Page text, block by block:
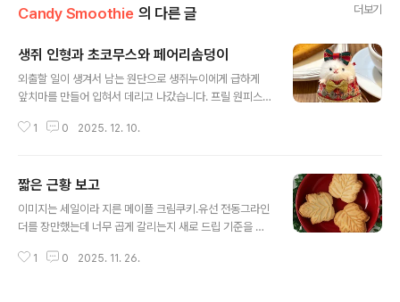
Candy Smoothie 의 다른 글 더보기
생쥐 인형과 초코무스와 페어리솜덩이
외출할 일이 생겨서 남는 원단으로 생쥐누이에게 급하게
앞치마를 만들어 입혀서 데리고 나갔습니다. 프릴 원피스
한바귀 돌리는 스타일로 만들어야겠어요. 레브쿠헨 직구하
데다가 생각보다 초콜릿'향' 무스가 아니라서 꽤 먹을만 했
습니다. 만들고 하루이틀 숙성해 먹으면 더 맛있는 느낌적
인 느낌입니다. 11월에 도착했으나 사진 찍는 것조차 12월
내년은 되어야 할 것 같습니다. 꼬까옷 만들어 입혀야 하는
1 0 2025. 12. 10.
짧은 근황 보고
이미지는 세일이라 지른 메이플 크림쿠키.유선 전동그라인
더를 장만했는데 너무 곱게 갈리는지 새로 드립 기준을 잡
나. 잡맛과 쓴맛은 다른데.. 1. 연말연시의 배송지연 전에 B
1 0 2025. 11. 26.